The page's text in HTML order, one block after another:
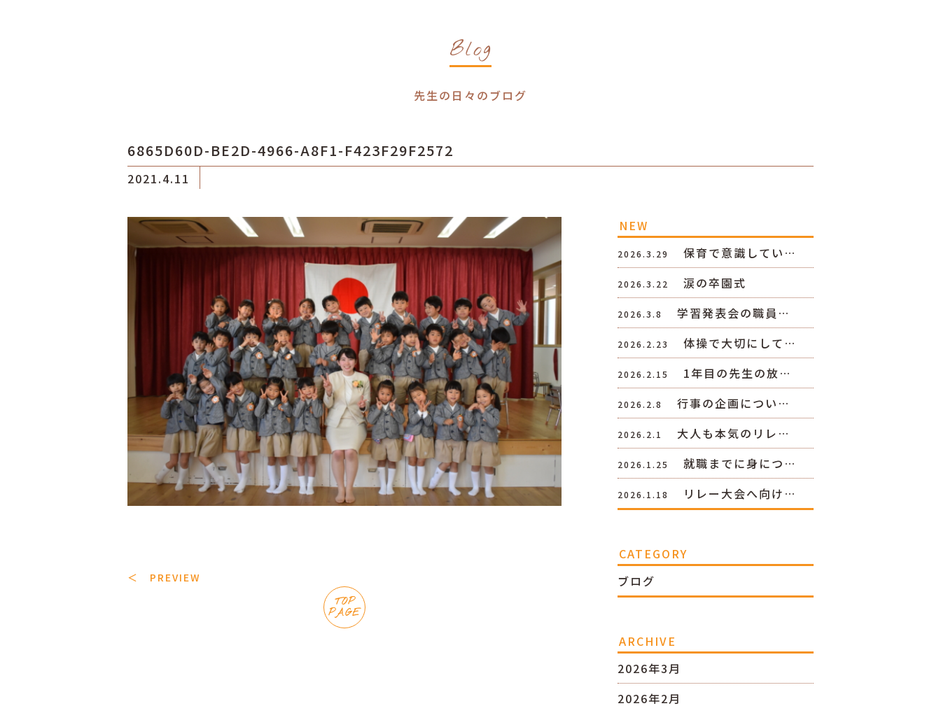
Blog
先生の日々のブログ
6865D60D-BE2D-4966-A8F1-F423F29F2572
2021.4.11
＜ PREVIEW
TOP
PAGE
NEW
2026.3.29 保育で意識してい…
2026.3.22 涙の卒園式
2026.3.8 学習発表会の職員…
2026.2.23 体操で大切にして…
2026.2.15 1年目の先生の放…
2026.2.8 行事の企画につい…
2026.2.1 大人も本気のリレ…
2026.1.25 就職までに身につ…
2026.1.18 リレー大会へ向け…
CATEGORY
ブログ
ARCHIVE
2026年3月
2026年2月